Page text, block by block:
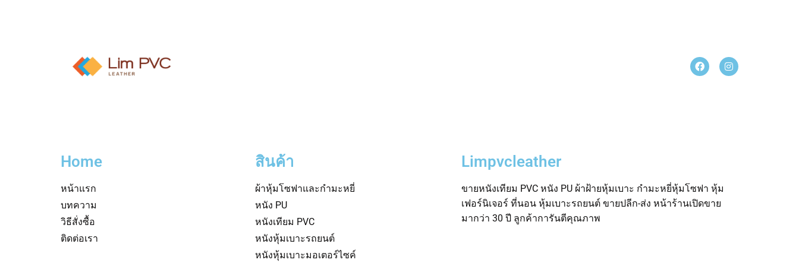
Home
หน้าแรก
บทความ
วิธีสั่งซื้อ
ติดต่อเรา
สินค้า
ผ้าหุ้มโซฟาและกำมะหยี่
หนัง PU
หนังเทียม PVC
หนังหุ้มเบาะรถยนต์
หนังหุ้มเบาะมอเตอร์ไซค์
Limpvcleather
ขายหนังเทียม PVC หนัง PU ผ้าฝ้ายหุ้มเบาะ กำมะหยี่หุ้มโซฟา หุ้ม
เฟอร์นิเจอร์ ที่นอน หุ้มเบาะรถยนต์ ขายปลีก-ส่ง หน้าร้านเปิดขาย
มากว่า 30 ปี ลูกค้าการันตีคุณภาพ